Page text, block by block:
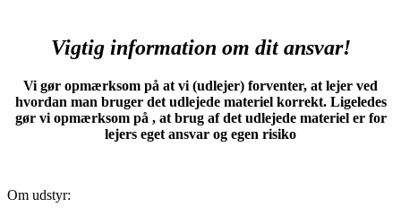
Vigtig information om dit ansvar!
Vi gør opmærksom på at vi (udlejer) forventer, at lejer ved
hvordan man bruger det udlejede materiel korrekt. Ligeledes
gør vi opmærksom på , at brug af det udlejede materiel er for
lejers eget ansvar og egen risiko
Om udstyr: